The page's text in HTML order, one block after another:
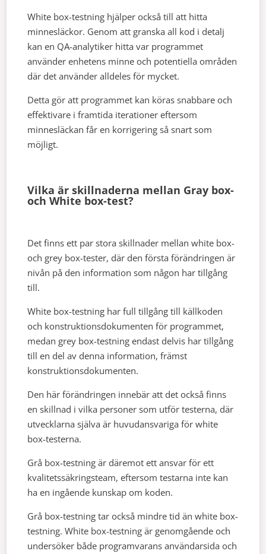
White box-testning hjälper också till att hitta
minnesläckor. Genom att granska all kod i detalj
kan en QA-analytiker hitta var programmet
använder enhetens minne och potentiella områden
där det använder alldeles för mycket.
Detta gör att programmet kan köras snabbare och
effektivare i framtida iterationer eftersom
minnesläckan får en korrigering så snart som
möjligt.
Vilka är skillnaderna mellan Gray box-
och White box-test?
Det finns ett par stora skillnader mellan white box-
och grey box-tester, där den första förändringen är
nivån på den information som någon har tillgång
till.
White box-testning har full tillgång till källkoden
och konstruktionsdokumenten för programmet,
medan grey box-testning endast delvis har tillgång
till en del av denna information, främst
konstruktionsdokumenten.
Den här förändringen innebär att det också finns
en skillnad i vilka personer som utför testerna, där
utvecklarna själva är huvudansvariga för white
box-testerna.
Grå box-testning är däremot ett ansvar för ett
kvalitetssäkringsteam, eftersom testarna inte kan
ha en ingående kunskap om koden.
Grå box-testning tar också mindre tid än white box-
testning. White box-testning är genomgående och
undersöker både programvarans användarsida och